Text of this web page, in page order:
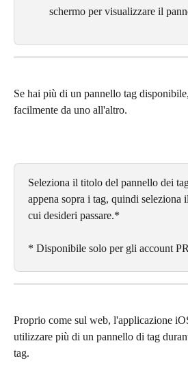
schermo per visualizzare il
Se hai più di un pannello tag
facilmente da uno all'altro.
Seleziona il titolo del pannello dei
appena sopra i tag, quindi seleziona
cui desideri passare.*
* Disponibile solo per gli account
Proprio come sul web, l'applicazione
utilizzare più di un pannello di tag
tag.